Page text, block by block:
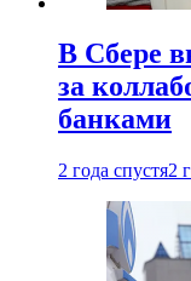
В Сбере
за
банками
2 года спустя2